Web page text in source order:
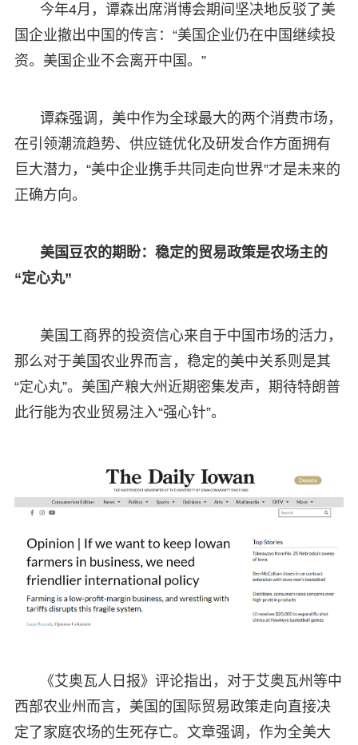
今年4月，谭森出席消博会期间坚决地反驳了美
国企业撤出中国的传言：“美国企业仍在中国继续投
资。美国企业不会离开中国。”
谭森强调，美中作为全球最大的两个消费市场，
在引领潮流趋势、供应链优化及研发合作方面拥有
巨大潜力，“美中企业携手共同走向世界”才是未来的
正确方向。
美国豆农的期盼：稳定的贸易政策是农场主的
“定心丸”
美国工商界的投资信心来自于中国市场的活力，
那么对于美国农业界而言，稳定的美中关系则是其
“定心丸”。美国产粮大州近期密集发声，期待特朗普
此行能为农业贸易注入“强心针”。
《艾奥瓦人日报》评论指出，对于艾奥瓦州等中
西部农业州而言，美国的国际贸易政策走向直接决
定了家庭农场的生死存亡。文章强调，作为全美大